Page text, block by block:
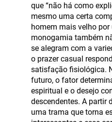
que “não há como
mesmo uma certa
homem mais velho
monogamia também
se alegram com a
o prazer casual
satisfação fisiológica.
futuro, o fator
espiritual e o desejo
descendentes. A partir
uma trama que torna